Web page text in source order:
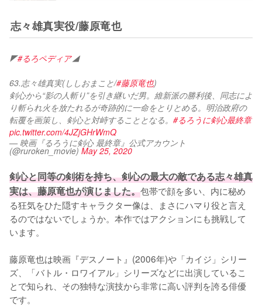
志々雄真実役/藤原竜也
◤#るろペディア◢
63.志々雄真実(ししおまこと/#藤原竜也)
剣心から“影の人斬り”を引き継いだ男。維新派の勝利後、同志によ
り斬られ火を放たれるが奇跡的に一命をとりとめる。明治政府の
転覆を画策し、剣心と対峙することとなる。 #るろうに剣心最終章
pic.twitter.com/4JZjGHrWmQ
— 映画『るろうに剣心 最終章』公式アカウント
(@ruroken_movie)May 25, 2020
剣心と同等の剣術を持ち、剣心の最大の敵である志々雄真
実は、藤原竜也が演じました。包帯で顔を多い、内に秘め
る狂気をひた隠すキャラクター像は、まさにハマり役と言え
るのではないでしょうか。本作ではアクションにも挑戦して
います。
藤原竜也は映画『デスノート』(2006年)や「カイジ」シリー
ズ、「バトル・ロワイアル」シリーズなどに出演しているこ
とで知られ、その独特な演技から非常に高い評判を誇る俳優
です。